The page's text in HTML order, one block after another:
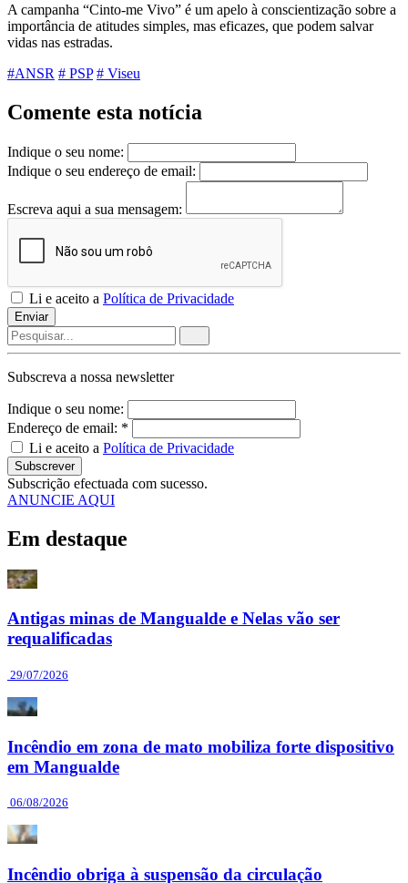
A campanha “Cinto-me Vivo” é um apelo à conscientização sobre a
importância de atitudes simples, mas eficazes, que podem salvar
vidas nas estradas.
#ANSR # PSP # Viseu
Comente esta notícia
Indique o seu nome:
Indique o seu endereço de email:
Escreva aqui a sua mensagem:
Li e aceito a Política de Privacidade
Enviar
Subscreva a nossa newsletter
Indique o seu nome:
Endereço de email: *
Li e aceito a Política de Privacidade
Subscrever
Subscrição efectuada com sucesso.
ANUNCIE AQUI
Em destaque
Antigas minas de Mangualde e Nelas vão ser
requalificadas
29/07/2026
Incêndio em zona de mato mobiliza forte dispositivo
em Mangualde
06/08/2026
Incêndio obriga à suspensão da circulação